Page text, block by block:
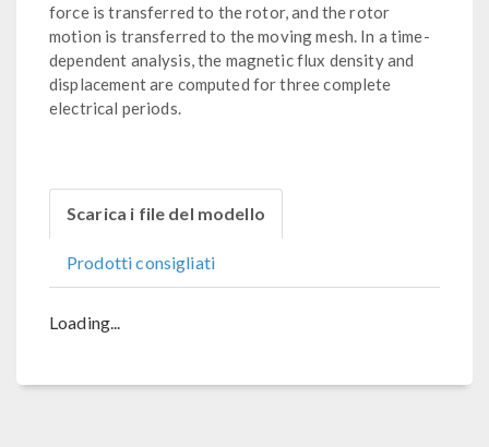
force is transferred to the rotor, and the rotor
motion is transferred to the moving mesh. In a time-
dependent analysis, the magnetic flux density and
displacement are computed for three complete
electrical periods.
Scarica i file del modello
Prodotti consigliati
Loading...